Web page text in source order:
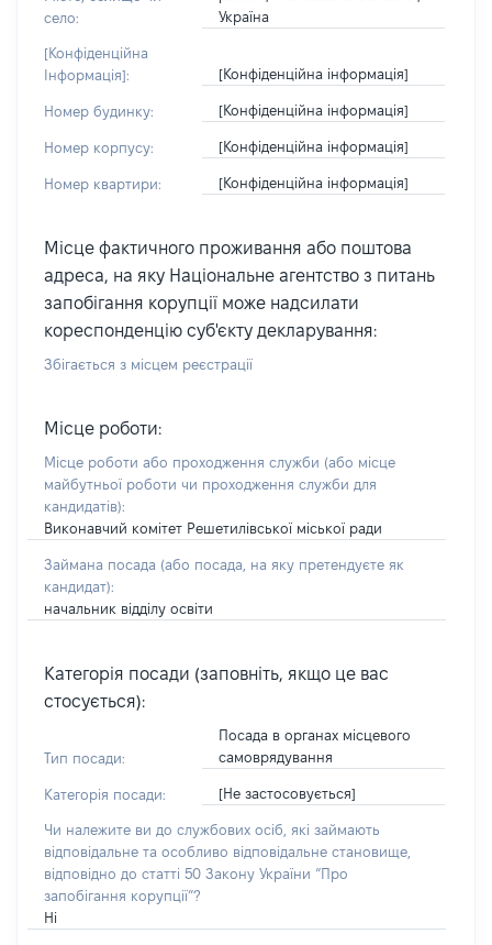
село:
Україна
[Конфіденційна
Інформація]:
[Конфіденційна інформація]
Номер будинку: [Конфіденційна інформація]
Номер корпусу: [Конфіденційна інформація]
Номер квартири: [Конфіденційна інформація]
Місце фактичного проживання або поштова
адреса, на яку Національне агентство з питань
запобігання корупції може надсилати
кореспонденцію суб'єкту декларування:
Збігається з місцем реєстрації
Місце роботи:
Місце роботи або проходження служби (або місце
майбутньої роботи чи проходження служби для
кандидатів):
Виконавчий комітет Решетилівської міської ради
Займана посада (або посада, на яку претендуєте як
кандидат):
начальник відділу освіти
Категорія посади (заповніть, якщо це вас
стосується):
Тип посади:
Посада в органах місцевого
самоврядування
Категорія посади: [Не застосовується]
Чи належите ви до службових осіб, які займають
відповідальне та особливо відповідальне становище,
відповідно до статті 50 Закону України “Про
запобігання корупції”?
Ні